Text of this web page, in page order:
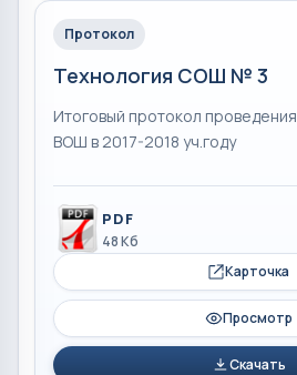
Протокол
Технология СОШ № 3
Итоговый протокол
ВОШ в 2017-2018 уч.году
PDF
48 Кб
Карточка
Просмотр
Скачать